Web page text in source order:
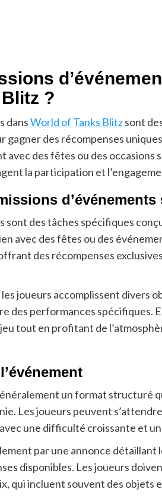
?
dansWorld of Tanks Blitzsont
gagner des récompenses
avec des fêtes ou des
la participation et
d’événements
sont des tâches spécifiques
avec des fêtes ou des
des récompenses
joueurs accomplissent divers
des performances spécifiques.
tout en profitant de
un format structuré
Les joueurs peuvent
une difficulté croissante et
par une annonce détaillant
disponibles. Les joueurs
qui incluent souvent des objets